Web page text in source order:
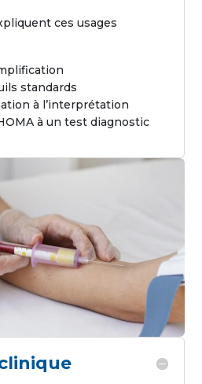
ces usages
standards
à l’interprétation
à un test diagnostic